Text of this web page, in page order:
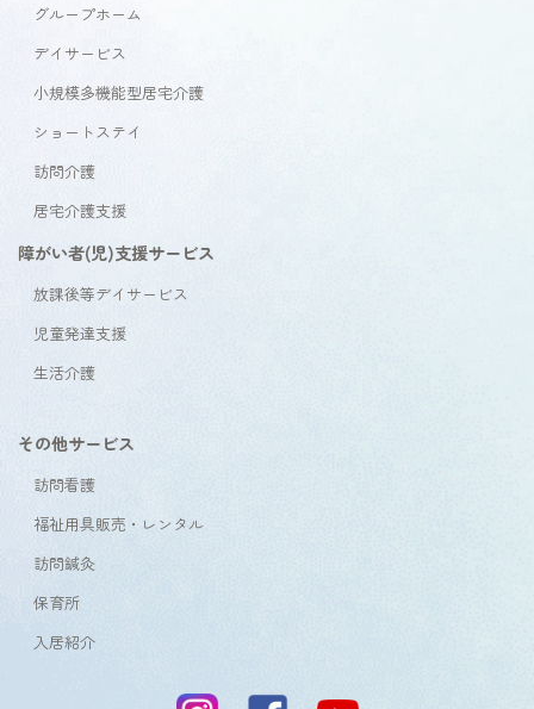
グループホーム
デイサービス
小規模多機能型居宅介護
ショートステイ
訪問介護
居宅介護支援
障がい者(児)支援サービス
放課後等デイサービス
児童発達支援
生活介護
その他サービス
訪問看護
福祉用具販売・レンタル
訪問鍼灸
保育所
入居紹介